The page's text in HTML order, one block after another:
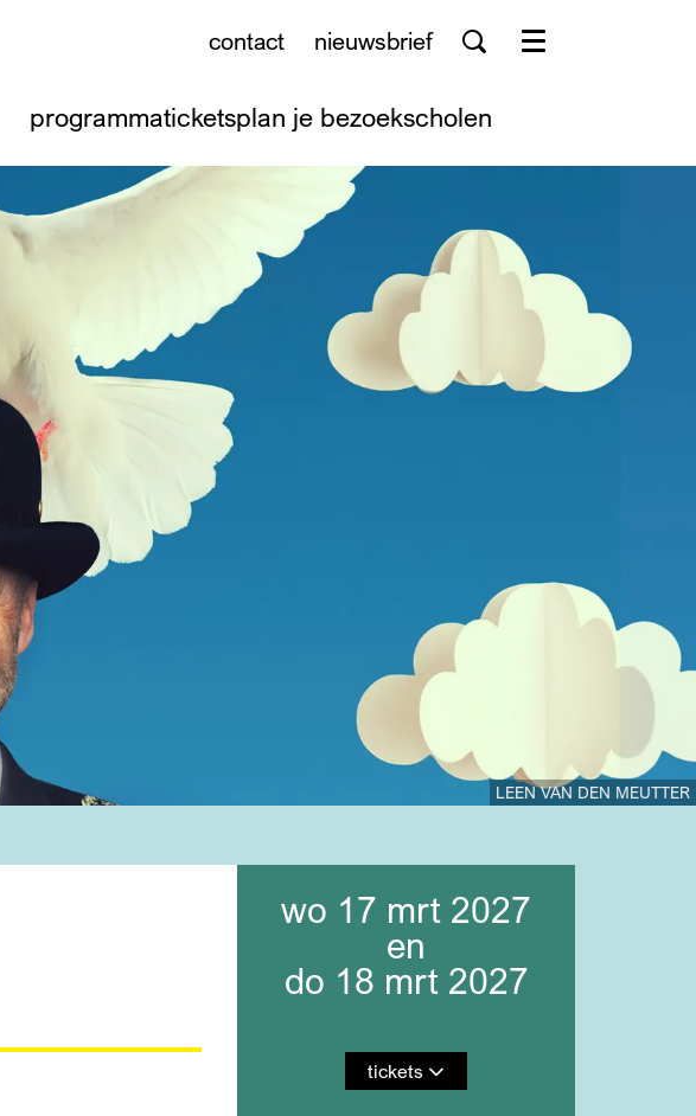
contact nieuwsbrief
programmaticketsplan je bezoekscholen
Menu
LEEN VAN DEN MEUTTER
wo 17 mrt 2027
en
do 18 mrt 2027
tickets